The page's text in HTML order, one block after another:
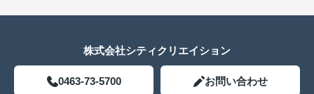
株式会社シティクリエイション
0463-73-5700 お問い合わせ